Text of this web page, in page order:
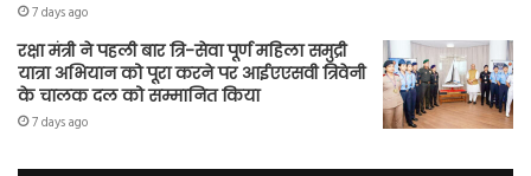
7 days ago
रक्षा मंत्री ने पहली बार त्रि-सेवा पूर्ण महिला समुद्री
यात्रा अभियान को पूरा करने पर आईएएसवी त्रिवेनी
के चालक दल को सम्मानित किया
7 days ago